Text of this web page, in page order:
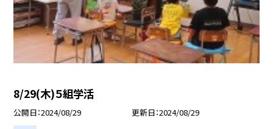
8/29(木)５組学活
公開日 2024/08/29 更新日 2024/08/29